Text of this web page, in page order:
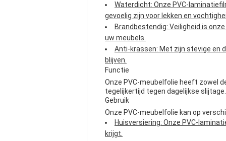
Waterdicht: Onze PVC-
gevoelig zijn voor lekken en
Brandbestendig: Veiligheid is
uw meubels.
Anti-krassen: Met zijn stevige en
blijven.
Functie
Onze PVC-meubelfolie heeft zowel
tegelijkertijd tegen dagelijkse slijtage.
Gebruik
Onze PVC-meubelfolie kan op
Huisversiering: Onze PVC-
krijgt.